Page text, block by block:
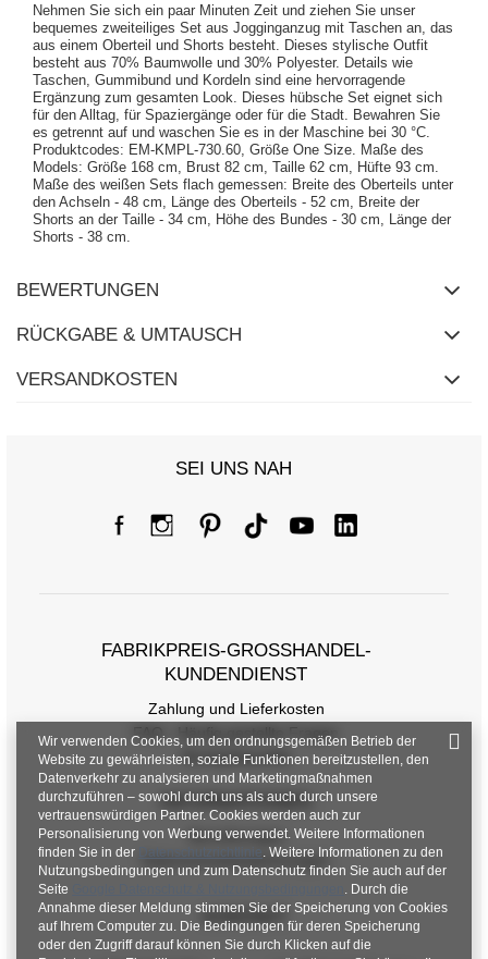
Nehmen Sie sich ein paar Minuten Zeit und ziehen Sie unser
bequemes zweiteiliges Set aus Jogginganzug mit Taschen an, das
aus einem Oberteil und Shorts besteht. Dieses stylische Outfit
besteht aus 70% Baumwolle und 30% Polyester. Details wie
Taschen, Gummibund und Kordeln sind eine hervorragende
Ergänzung zum gesamten Look. Dieses hübsche Set eignet sich
für den Alltag, für Spaziergänge oder für die Stadt. Bewahren Sie
es getrennt auf und waschen Sie es in der Maschine bei 30 °C.
Produktcodes: EM-KMPL-730.60, Größe One Size. Maße des
Models: Größe 168 cm, Brust 82 cm, Taille 62 cm, Hüfte 93 cm.
Maße des weißen Sets flach gemessen: Breite des Oberteils unter
den Achseln - 48 cm, Länge des Oberteils - 52 cm, Breite der
Shorts an der Taille - 34 cm, Höhe des Bundes - 30 cm, Länge der
Shorts - 38 cm.
BEWERTUNGEN
RÜCKGABE & UMTAUSCH
VERSANDKOSTEN
SEI UNS NAH
FABRIKPREIS-GROSSHANDEL-K
UNDENDIENST
Zahlung und Lieferkosten
FAQ - Häufig gestellte Fragen
Rückgabepolitik
INFORMATIONEN
Verordnungen
Datenschutzbestimmungen
KONTAKT
Wir verwenden Cookies, um den ordnungsgemäßen Betrieb der
Website zu gewährleisten, soziale Funktionen bereitzustellen, den
Datenverkehr zu analysieren und Marketingmaßnahmen
durchzuführen – sowohl durch uns als auch durch unsere
vertrauenswürdigen Partner. Cookies werden auch zur
Personalisierung von Werbung verwendet. Weitere Informationen
finden Sie in der
Datenschutzrichtlinie. Weitere Informationen zu den
Nutzungsbedingungen und zum Datenschutz finden Sie auch auf der
Seite
. Durch die
Annahme dieser Meldung stimmen Sie der Speicherung von Cookies
auf Ihrem Computer zu. Die Bedingungen für deren Speicherung
oder den Zugriff darauf können Sie durch Klicken auf die